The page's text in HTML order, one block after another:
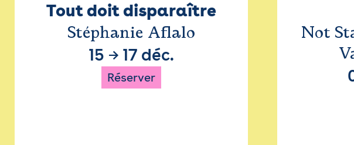
Tout doit disparaître
Stéphanie Aflalo
15 → 17 déc.
Réserver
Not